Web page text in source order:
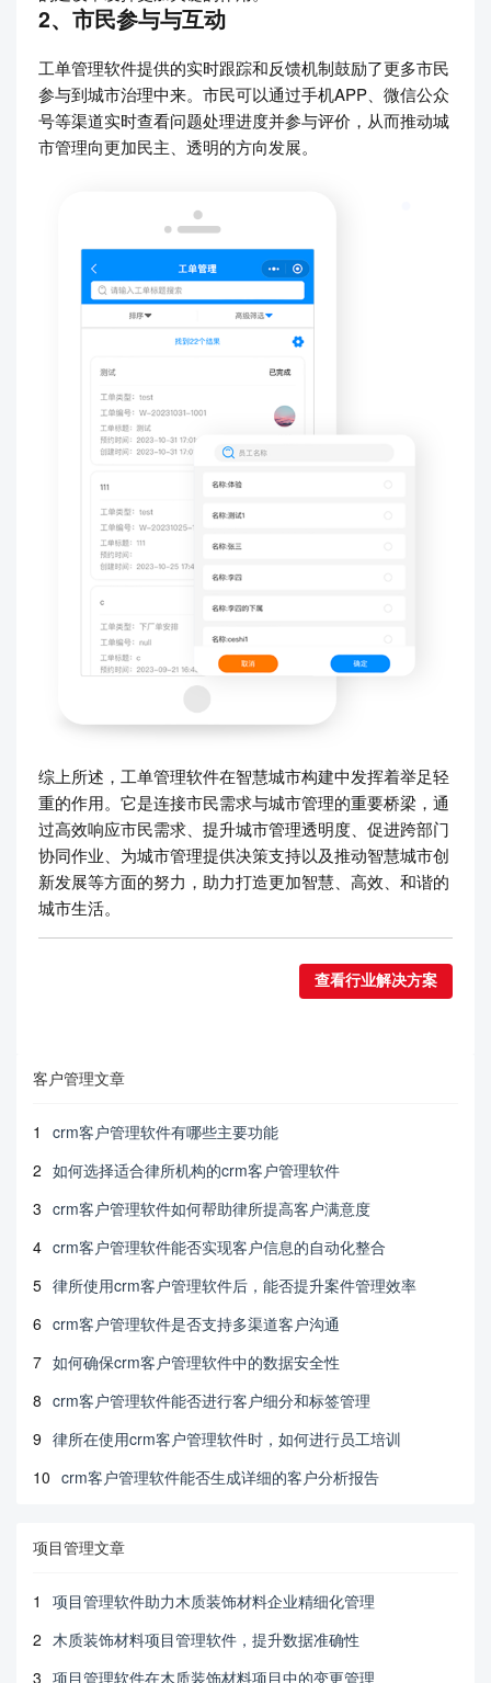
2、市民参与与互动
工单管理软件提供的实时跟踪和反馈机制鼓励了更多市民
参与到城市治理中来。市民可以通过手机APP、微信公众
号等渠道实时查看问题处理进度并参与评价，从而推动城
市管理向更加民主、透明的方向发展。
综上所述，工单管理软件在智慧城市构建中发挥着举足轻
重的作用。它是连接市民需求与城市管理的重要桥梁，通
过高效响应市民需求、提升城市管理透明度、促进跨部门
协同作业、为城市管理提供决策支持以及推动智慧城市创
新发展等方面的努力，助力打造更加智慧、高效、和谐的
城市生活。
查看行业解决方案
客户管理文章
1
crm客户管理软件有哪些主要功能
2 如何选择适合律所机构的crm客户管理软件
3 crm客户管理软件如何帮助律所提高客户满意度
4 crm客户管理软件能否实现客户信息的自动化整合
5 律所使用crm客户管理软件后，能否提升案件管理效率
6 crm客户管理软件是否支持多渠道客户沟通
7 如何确保crm客户管理软件中的数据安全性
8 crm客户管理软件能否进行客户细分和标签管理
9 律所在使用crm客户管理软件时，如何进行员工培训
10 crm客户管理软件能否生成详细的客户分析报告
项目管理文章
1
项目管理软件助力木质装饰材料企业精细化管理
2 木质装饰材料项目管理软件，提升数据准确性
3 项目管理软件在木质装饰材料项目中的变更管理